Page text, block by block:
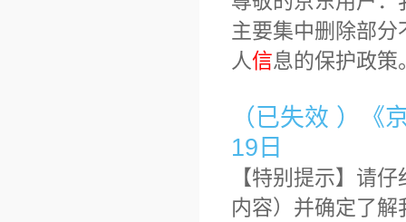
主要集中删除部
人信息的保护政策
（已失效 ）《
19日
【特别提示】请
内容）并确定了解